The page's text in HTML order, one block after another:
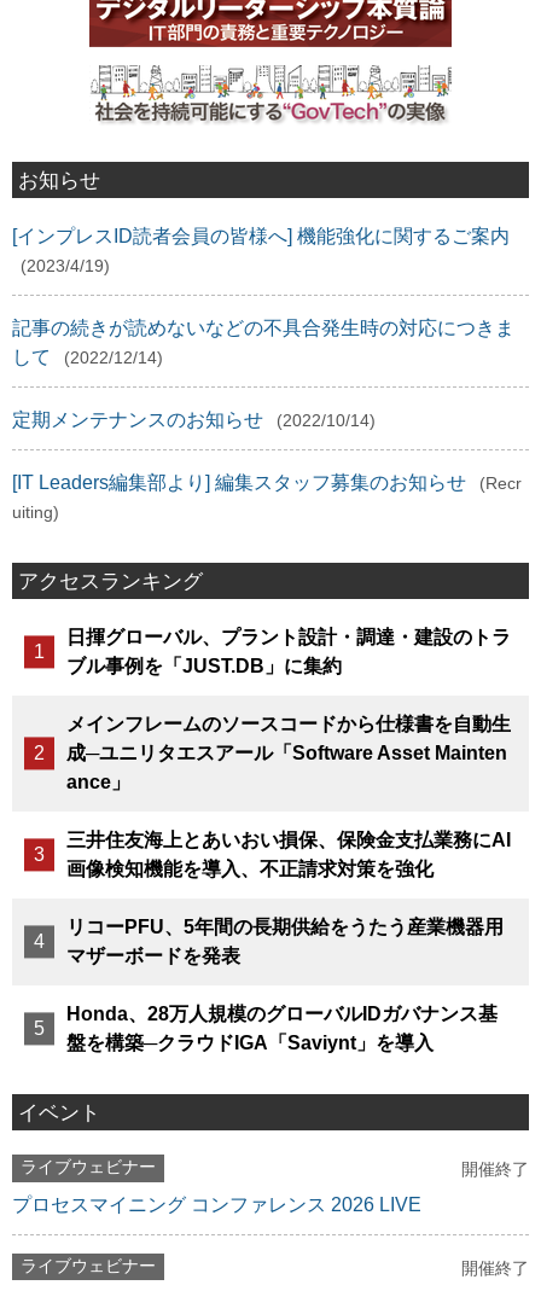
お知らせ
[インプレスID読者会員の皆様へ] 機能強化に関するご案内
(2023/4/19)
記事の続きが読めないなどの不具合発生時の対応につきま
して
(2022/12/14)
定期メンテナンスのお知らせ (2022/10/14)
[IT Leaders編集部より] 編集スタッフ募集のお知らせ
(Recr
uiting)
アクセスランキング
日揮グローバル、プラント設計・調達・建設のトラ
ブル事例を「JUST.DB」に集約
メインフレームのソースコードから仕様書を自動生
成─ユニリタエスアール「Software Asset Mainten
ance」
三井住友海上とあいおい損保、保険金支払業務にAI
画像検知機能を導入、不正請求対策を強化
リコーPFU、5年間の長期供給をうたう産業機器用
マザーボードを発表
Honda、28万人規模のグローバルIDガバナンス基
盤を構築─クラウドIGA「Saviynt」を導入
イベント
ライブウェビナー 開催終了
プロセスマイニング コンファレンス 2026 LIVE
ライブウェビナー 開催終了